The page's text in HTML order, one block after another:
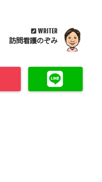
WRITER
訪問看護のぞみ